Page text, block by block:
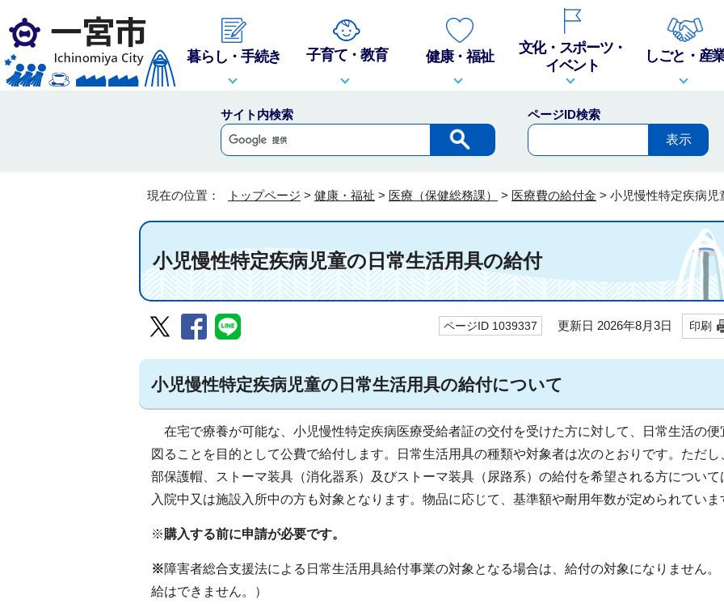
暮らし・手続き 子育て・教育 健康・福祉
文化・スポーツ・
イベント
しごと・産
サイト内検索
ページID検索
現在の位置： トップページ > 健康・福祉 > 医療（保健総務課） > 医療費の給付金 > 小児慢性特定疾病児
小児慢性特定疾病児童の日常生活用具の給付
ページID 1039337 更新日 2026年8月3日 印刷
小児慢性特定疾病児童の日常生活用具の給付について
在宅で療養が可能な、小児慢性特定疾病医療受給者証の交付を受けた方に対して、日常生活の便
図ることを目的として公費で給付します。日常生活用具の種類や対象者は次のとおりです。ただし
部保護帽、ストーマ装具（消化器系）及びストーマ装具（尿路系）の給付を希望される方について
入院中又は施設入所中の方も対象となります。物品に応じて、基準額や耐用年数が定められていま
※購入する前に申請が必要です。
※障害者総合支援法による日常生活用具給付事業の対象となる場合は、給付の対象になりません。
給はできません。）